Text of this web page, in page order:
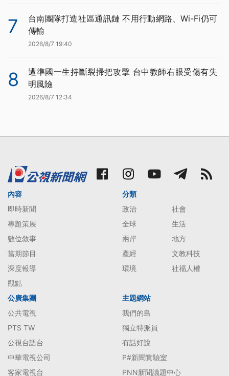
7
台南團隊打造社區通訊鏈 不用行動網路、Wi-Fi仍可
傳輸
2026/8/7 19:40
8
遭準國一生持斷裂掃把攻擊 台中教師右眼受傷有失
明風險
2026/8/7 12:34
內容
即時新聞
專題策展
數位敘事
當期節目
深度報導
觀點
分類
政治
社會
全球
生活
兩岸
地方
產經
文教科技
環境
社福人權
公廣集團
公共電視
PTS TW
公視台語台
中華電視公司
客家電視台
主題網站
我們的島
獨立特派員
有話好說
P#新聞實驗室
PNN新聞議題中心